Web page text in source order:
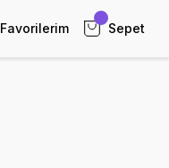
Favorilerim Sepet